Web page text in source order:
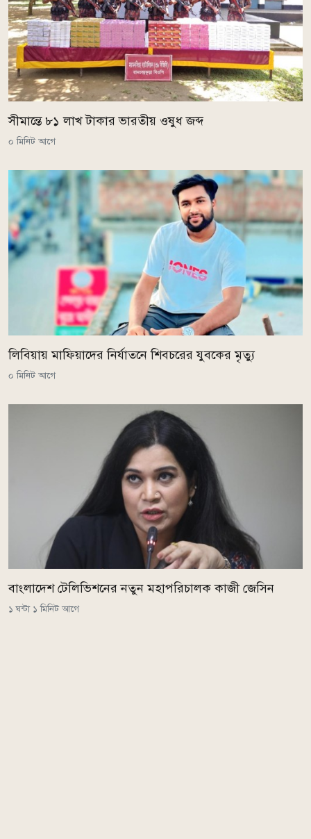
সীমান্তে ৮১ লাখ টাকার ভারতীয় ওষুধ জব্দ
০ মিনিট আগে
লিবিয়ায় মাফিয়াদের নির্যাতনে শিবচরের যুবকের মৃত্যু
০ মিনিট আগে
বাংলাদেশ টেলিভিশনের নতুন মহাপরিচালক কাজী জেসিন
১ ঘন্টা ১ মিনিট আগে